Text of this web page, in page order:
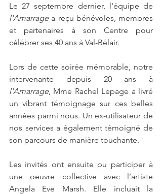
Le 27 septembre dernier, l'équipe de
l'Amarrage a reçu bénévoles, membres
et partenaires à son Centre pour
célébrer ses 40 ans à Val-Bélair.
Lors de cette soirée mémorable, notre
l'Amarrage, Mme Rachel Lepage a livré
un vibrant témoignage sur ces belles
années parmi nous. Un ex-utilisateur de
nos services a également témoigné de
son parcours de manière touchante.
Les invités ont ensuite pu participer à
une oeuvre collective avec l’artiste
Angela Eve Marsh. Elle incluait la